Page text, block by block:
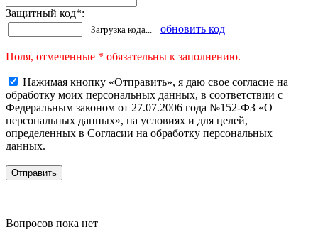
Защитный код*:
Загрузка кода... обновить код
Поля, отмеченные * обязательны к заполнению.
Нажимая кнопку «Отправить», я даю свое согласие на
обработку моих персональных данных, в соответствии с
Федеральным законом от 27.07.2006 года №152-ФЗ «О
персональных данных», на условиях и для целей,
определенных в Согласии на обработку персональных
данных.
Вопросов пока нет